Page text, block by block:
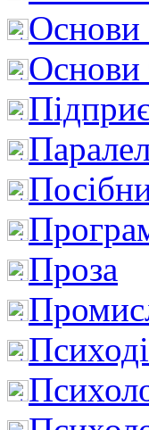
Основи
Основи
Проза